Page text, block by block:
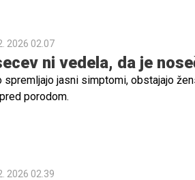
2026 02.07
ni vedela, da je
spremljajo jasni simptomi, obstajajo
porodom.
2026 02.39